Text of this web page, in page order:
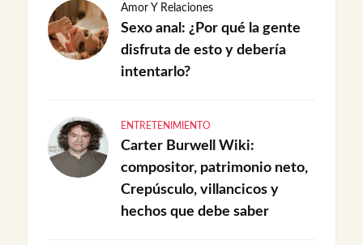
Amor Y Relaciones
Sexo anal: ¿Por qué la gente
disfruta de esto y debería
intentarlo?
ENTRETENIMIENTO
Carter Burwell Wiki:
compositor, patrimonio neto,
Crepúsculo, villancicos y
hechos que debe saber